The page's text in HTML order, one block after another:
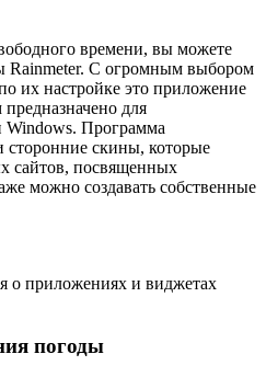
времени, вы можете
Rainmeter. С огромным выбором
их настройке это приложение
для
Windows. Программа
сторонние скины, которые
сайтов, посвященных
можно создавать собственные
о приложениях и виджетах
погоды